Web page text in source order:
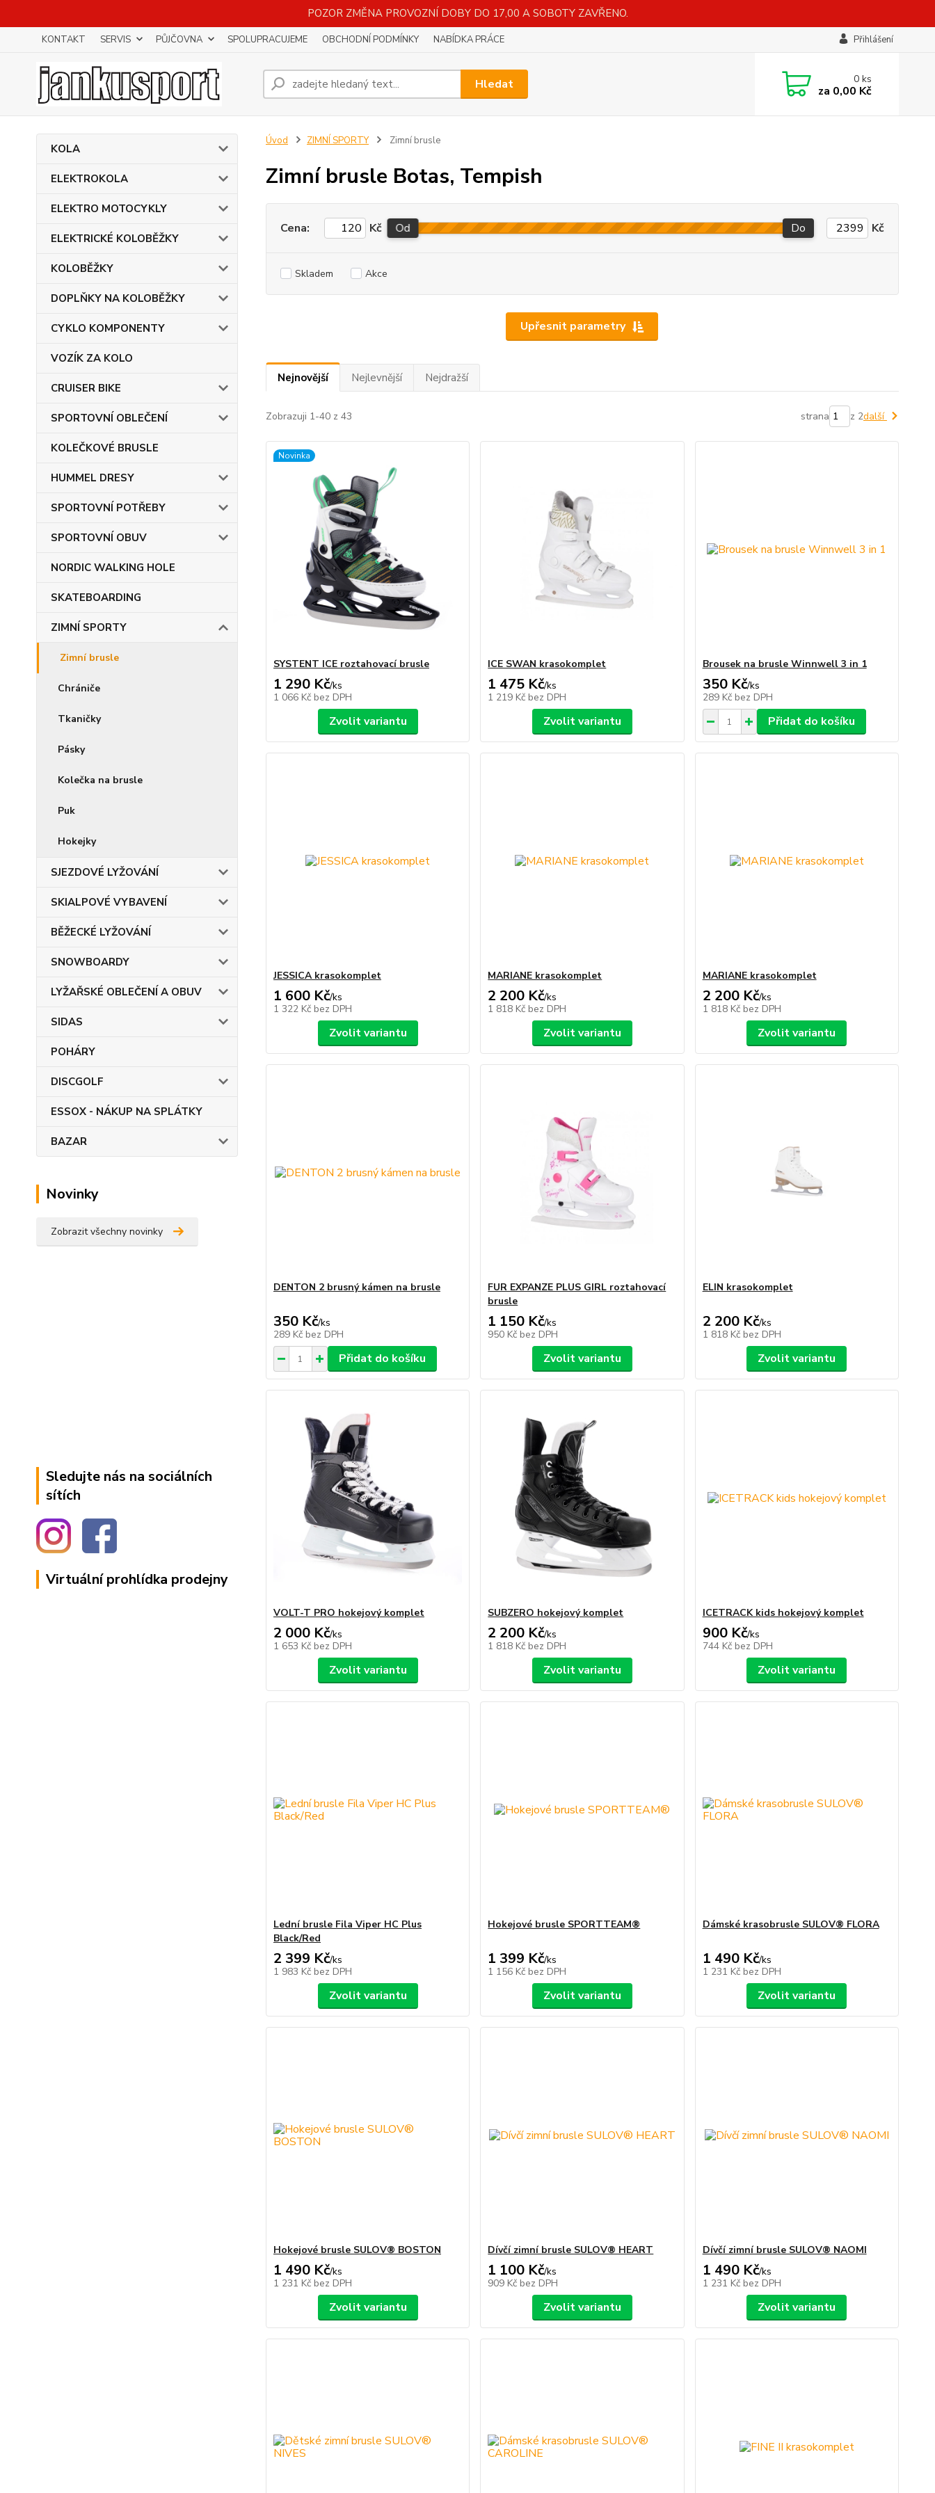
POZOR ZMĚNA PROVOZNÍ DOBY DO 17,00 A SOBOTY ZAVŘENO.
KONTAKT SERVIS PŮJČOVNA SPOLUPRACUJEME OBCHODNÍ PODMÍNKY NABÍDKA PRÁCE Přihlášení
Hledat 0ks
za 0,00 Kč
KOLA
ELEKTROKOLA
ELEKTRO MOTOCYKLY
ELEKTRICKÉ KOLOBĚŽKY
KOLOBĚŽKY
DOPLŇKY NA KOLOBĚŽKY
CYKLO KOMPONENTY
VOZÍK ZA KOLO
CRUISER BIKE
SPORTOVNÍ OBLEČENÍ
KOLEČKOVÉ BRUSLE
HUMMEL DRESY
SPORTOVNÍ POTŘEBY
SPORTOVNÍ OBUV
NORDIC WALKING HOLE
SKATEBOARDING
ZIMNÍ SPORTY
Zimní brusle
Chrániče
Tkaničky
Pásky
Kolečka na brusle
Puk
Hokejky
SJEZDOVÉ LYŽOVÁNÍ
SKIALPOVÉ VYBAVENÍ
BĚŽECKÉ LYŽOVÁNÍ
SNOWBOARDY
LYŽAŘSKÉ OBLEČENÍ A OBUV
SIDAS
POHÁRY
DISCGOLF
ESSOX - NÁKUP NA SPLÁTKY
BAZAR
Novinky
Zobrazit všechny novinky
Sledujte nás na sociálních
sítích
Virtuální prohlídka prodejny
Úvod ZIMNÍ SPORTY Zimní brusle
Zimní brusle Botas, Tempish
Upřesnit parametry
Cena: Kč Od Do Kč
Skladem Akce
Nejnovější Nejlevnější Nejdražší
Zobrazuji 1-40 z 43 strana z 2další
Novinka
SYSTENT ICE roztahovací brusle
1 290 Kč/ks
1 066 Kč bez DPH
Zvolit variantu
ICE SWAN krasokomplet
1 475 Kč/ks
1 219 Kč bez DPH
Zvolit variantu
Brousek na brusle Winnwell 3 in 1
350 Kč/ks
289 Kč bez DPH
Přidat do košíku
JESSICA krasokomplet
1 600 Kč/ks
1 322 Kč bez DPH
Zvolit variantu
MARIANE krasokomplet
2 200 Kč/ks
1 818 Kč bez DPH
Zvolit variantu
MARIANE krasokomplet
2 200 Kč/ks
1 818 Kč bez DPH
Zvolit variantu
DENTON 2 brusný kámen na brusle
350 Kč/ks
289 Kč bez DPH
Přidat do košíku
FUR EXPANZE PLUS GIRL roztahovací
brusle
1 150 Kč/ks
950 Kč bez DPH
Zvolit variantu
ELIN krasokomplet
2 200 Kč/ks
1 818 Kč bez DPH
Zvolit variantu
VOLT-T PRO hokejový komplet
2 000 Kč/ks
1 653 Kč bez DPH
Zvolit variantu
SUBZERO hokejový komplet
2 200 Kč/ks
1 818 Kč bez DPH
Zvolit variantu
ICETRACK kids hokejový komplet
900 Kč/ks
744 Kč bez DPH
Zvolit variantu
Lední brusle Fila Viper HC Plus
Black/Red
2 399 Kč/ks
1 983 Kč bez DPH
Zvolit variantu
Hokejové brusle SPORTTEAM®
1 399 Kč/ks
1 156 Kč bez DPH
Zvolit variantu
Dámské krasobrusle SULOV® FLORA
1 490 Kč/ks
1 231 Kč bez DPH
Zvolit variantu
Hokejové brusle SULOV® BOSTON
1 490 Kč/ks
1 231 Kč bez DPH
Zvolit variantu
Dívčí zimní brusle SULOV® HEART
1 100 Kč/ks
909 Kč bez DPH
Zvolit variantu
Dívčí zimní brusle SULOV® NAOMI
1 490 Kč/ks
1 231 Kč bez DPH
Zvolit variantu